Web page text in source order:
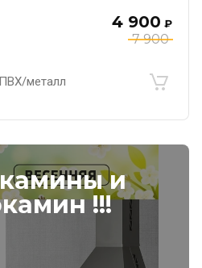
7 900
4 900 ₽
металл
и
!!!